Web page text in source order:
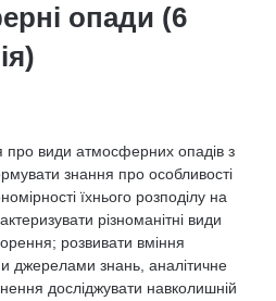
опади (6
про види атмосферних опадів з
знання про особливості
їхнього розподілу на
різноманітні види
розвивати вміння
джерелами знань, аналітичне
досліджувати навколишній